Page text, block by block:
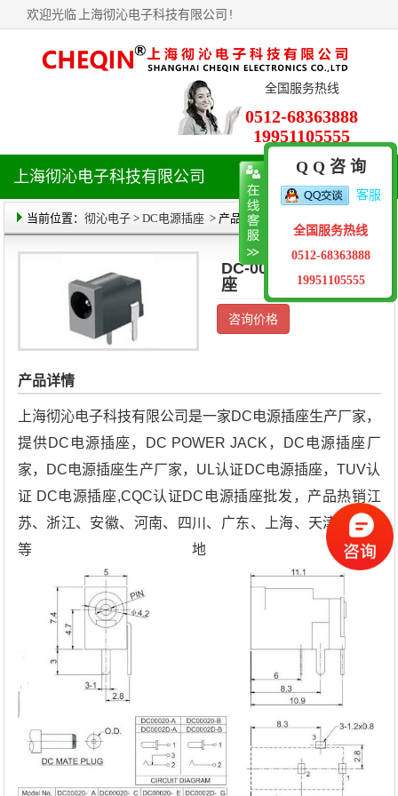
欢迎光临 上海彻沁电子科技有限公司 !
全国服务热线
0512-68363888
19951105555
航
单
上海彻沁电子科技有限公司
当前位置： 彻沁电子> DC电源插座 > 产品详情
DC-002 DC电源插
座
咨询价格
产品详情
上海彻沁电子科技有限公司是一家DC电源插座生产厂家，
提供DC电源插座，DC POWER JACK，DC电源插座厂
家，DC电源插座生产厂家，UL认证DC电源插座，TUV认
证 DC电源插座,CQC认证DC电源插座批发，产品热销江
苏、浙江、安徽、河南、四川、广东、上海、天津、重庆
等地。
Q Q 咨 询
客服
全国服务热线
0512-68363888
19951105555